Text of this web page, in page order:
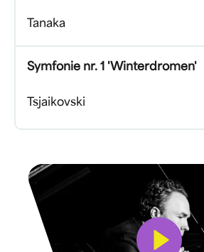
Tanaka
Symfonie nr. 1 'Winterdromen'
Tsjaikovski
Bekijk video